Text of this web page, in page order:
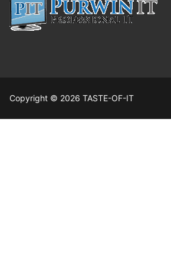
Copyright © 2026 TASTE-OF-IT